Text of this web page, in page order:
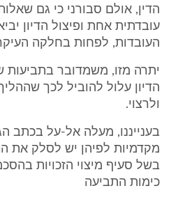
הדין, אולם סבורני כי גם
עובדתית אחת ופיצול הדיון
העובדות, לפחות בחלקה
יתרה מזו, משמדובר בתביעות
הדיון עלול להוביל לכך
ולרצוי.
בענייננו, מעלה אל-על בכתב
מקדמיות לפיהן יש לסלק את
בשל סעיף מיצוי הזכויות
כימות התביעה